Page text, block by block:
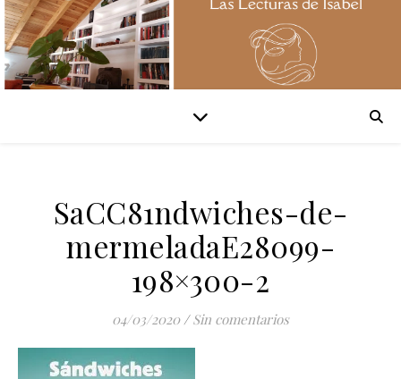
SaCC81ndwiches-de-
mermeladaE28099-
198×300-2
04/03/2020 / Sin comentarios